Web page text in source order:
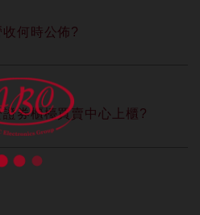
何時公佈?
券櫃檯買賣中心上櫃?